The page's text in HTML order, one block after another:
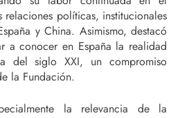
políticas, institucionales
y China. Asimismo, destacó
a conocer en España la realidad
del siglo XXI, un compromiso
la Fundación.
la relevancia de la